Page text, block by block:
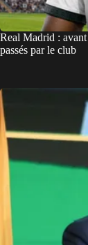
Real Madrid :
passés par le club